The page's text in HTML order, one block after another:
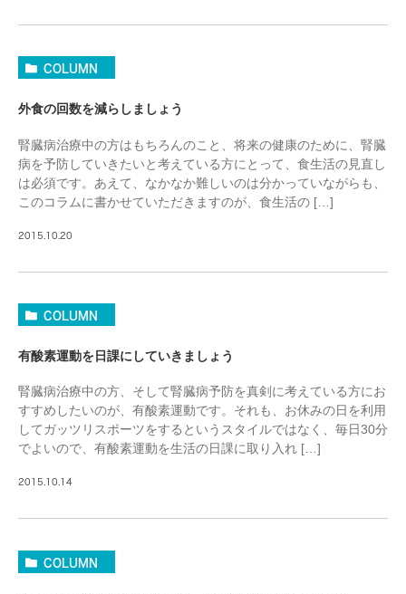
COLUMN
外食の回数を減らしましょう
腎臓病治療中の方はもちろんのこと、将来の健康のために、腎臓
病を予防していきたいと考えている方にとって、食生活の見直し
は必須です。あえて、なかなか難しいのは分かっていながらも、
このコラムに書かせていただきますのが、食生活の […]
2015.10.20
COLUMN
有酸素運動を日課にしていきましょう
腎臓病治療中の方、そして腎臓病予防を真剣に考えている方にお
すすめしたいのが、有酸素運動です。それも、お休みの日を利用
してガッツリスポーツをするというスタイルではなく、毎日30分
でよいので、有酸素運動を生活の日課に取り入れ […]
2015.10.14
COLUMN